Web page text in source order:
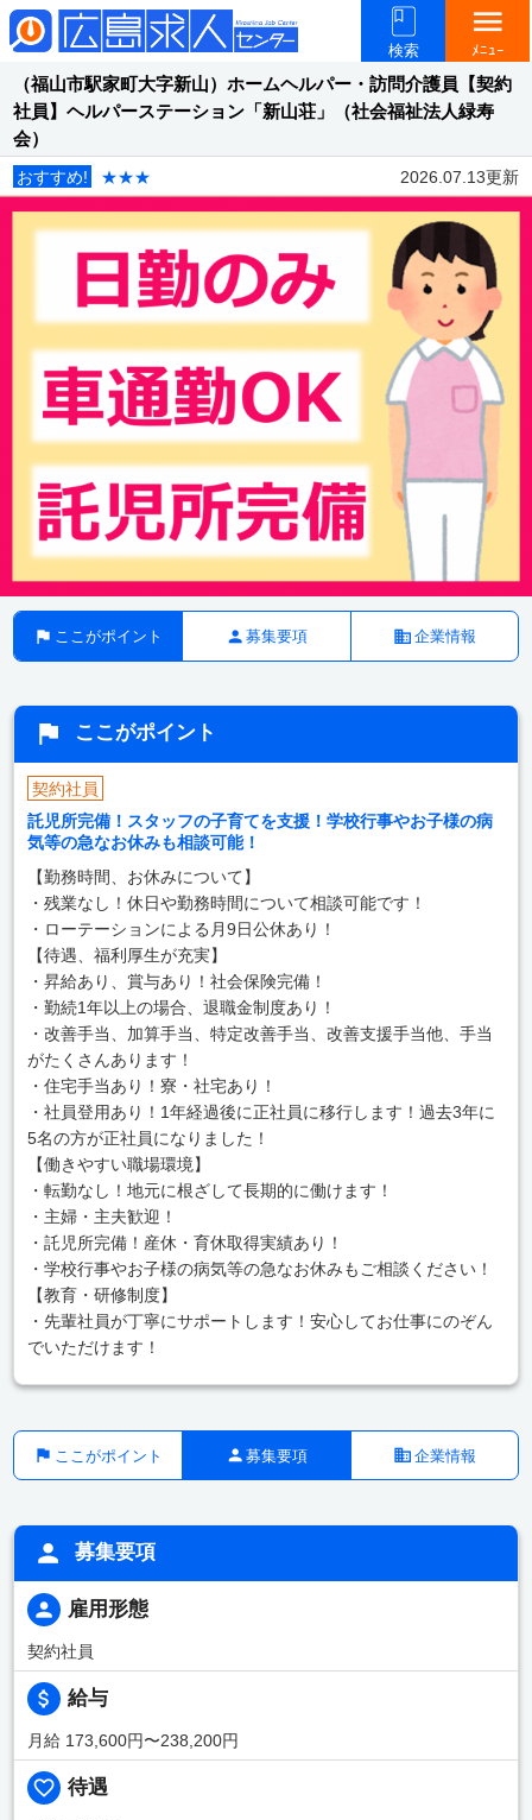
検索
menu
ﾒﾆｭｰ
（福山市駅家町大字新山）ホームヘルパー・訪問介護員【契約
社員】ヘルパーステーション「新山荘」（社会福祉法人緑寿
会）
おすすめ! ★★★ 2026.07.13更新
ここがポイント 募集要項 企業情報
ここがポイント
契約社員
託児所完備！スタッフの子育てを支援！学校行事やお子様の病
気等の急なお休みも相談可能！
【勤務時間、お休みについて】
・残業なし！休日や勤務時間について相談可能です！
・ローテーションによる月9日公休あり！
【待遇、福利厚生が充実】
・昇給あり、賞与あり！社会保険完備！
・勤続1年以上の場合、退職金制度あり！
・改善手当、加算手当、特定改善手当、改善支援手当他、手当
がたくさんあります！
・住宅手当あり！寮・社宅あり！
・社員登用あり！1年経過後に正社員に移行します！過去3年に
5名の方が正社員になりました！
【働きやすい職場環境】
・転勤なし！地元に根ざして長期的に働けます！
・主婦・主夫歓迎！
・託児所完備！産休・育休取得実績あり！
・学校行事やお子様の病気等の急なお休みもご相談ください！
【教育・研修制度】
・先輩社員が丁寧にサポートします！安心してお仕事にのぞん
でいただけます！
ここがポイント 募集要項 企業情報
募集要項
雇用形態
契約社員
給与
月給 173,600円〜238,200円
待遇